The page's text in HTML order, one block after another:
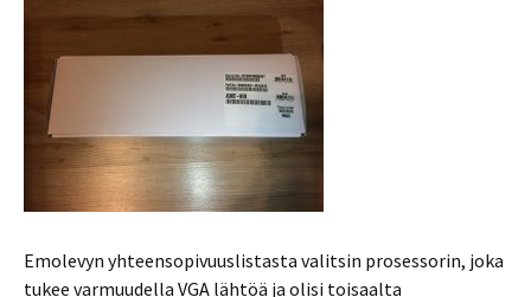
Emolevyn yhteensopivuuslistasta valitsin prosessorin, joka
tukee varmuudella VGA lähtöä ja olisi toisaalta